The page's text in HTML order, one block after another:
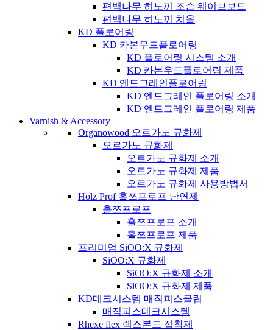
편백나무 히노끼 조습 웨이브보드
편백나무 히노끼 치올
KD 플로어링
KD 카본우드플로어링
KD 플로어링 시스템 소개
KD 카본우드플로어링 제품
KD 엔드그레인플로어링
KD 엔드그레인 플로어링 소개
KD 엔드그레인 플로어링 제품
Varnish & Accessory
Organowood 오르가노 규화제
오르가노 규화제
오르가노 규화제 소개
오르가노 규화제 제품
오르가노 규화제 사용방법서
Holz Prof 홀쯔프로프 난연제
홀쯔프로프
홀쯔프로프 소개
홀쯔프로프 제품
프리미엄 SiOO:X 규화제
SiOO:X 규화제
SiOO:X 규화제 소개
SiOO:X 규화제 제품
KD데크시스템 매직피스클립
매직피스데크시스템
Rhexe flex 렉스본드 접착제